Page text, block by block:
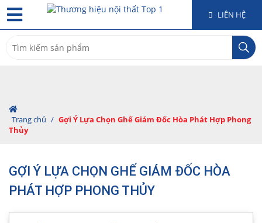
LIÊN HỆ
for:
Trang chủ / Gợi Ý Lựa Chọn Ghế Giám Đốc Hòa Phát Hợp Phong
Thủy
GỢI Ý LỰA CHỌN GHẾ GIÁM ĐỐC HÒA
PHÁT HỢP PHONG THỦY